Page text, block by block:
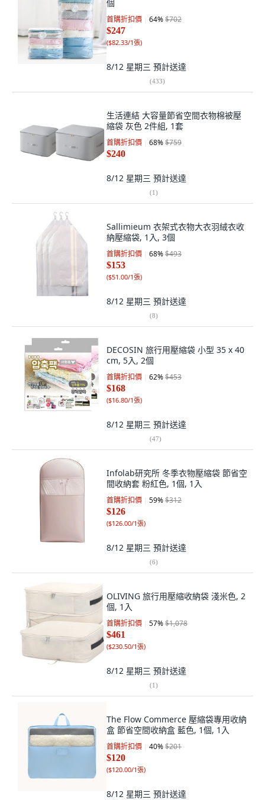
個
首購折扣價 64%$702
$247
($82.33/1張)
8/12 星期三 預計送達
(433)
生活連結 大容量節省空間衣物棉被壓
縮袋 灰色 2件組, 1套
首購折扣價 68%$759
$240
8/12 星期三 預計送達
(1)
Sallimieum 衣架式衣物大衣羽絨衣收
納壓縮袋, 1入, 3個
首購折扣價 68%$493
$153
($51.00/1張)
8/12 星期三 預計送達
(8)
DECOSIN 旅行用壓縮袋 小型 35 x 40
cm, 5入, 2個
首購折扣價 62%$453
$168
($16.80/1張)
8/12 星期三 預計送達
(47)
Infolab研究所 冬季衣物壓縮袋 節省空
間收納套 粉紅色, 1個, 1入
首購折扣價 59%$312
$126
($126.00/1張)
8/12 星期三 預計送達
(6)
OLIVING 旅行用壓縮收納袋 淺米色, 2
個, 1入
首購折扣價 57%$1,078
$461
($230.50/1張)
8/12 星期三 預計送達
(1)
The Flow Commerce 壓縮袋專用收納
盒 節省空間收納盒 藍色, 1個, 1入
首購折扣價 40%$201
$120
($120.00/1張)
8/12 星期三 預計送達